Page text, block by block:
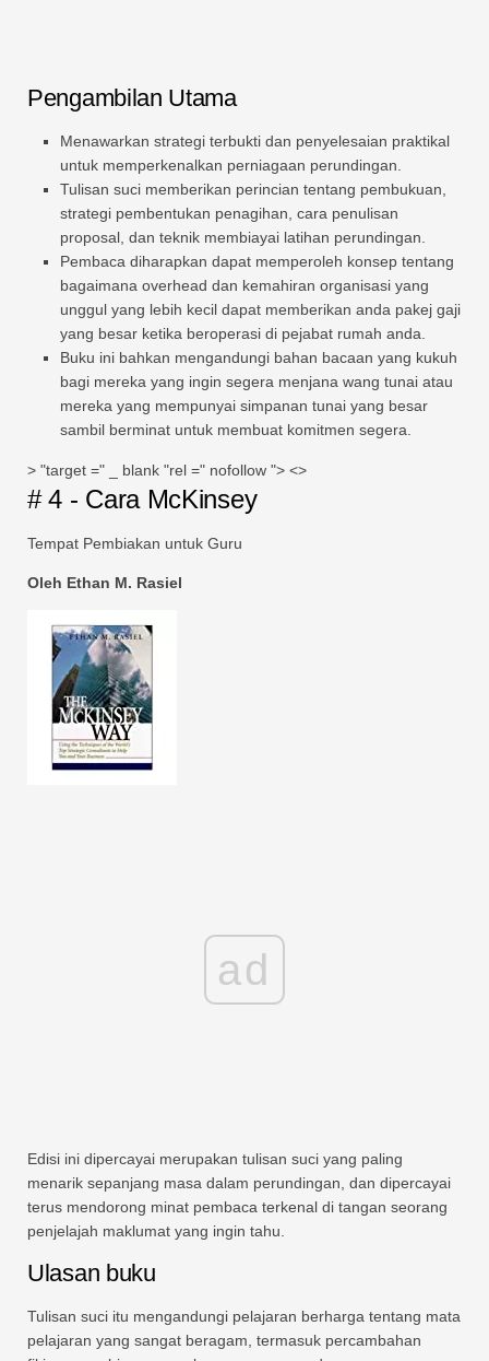
Pengambilan Utama
Menawarkan strategi terbukti dan penyelesaian praktikal
untuk memperkenalkan perniagaan perundingan.
Tulisan suci memberikan perincian tentang pembukuan,
strategi pembentukan penagihan, cara penulisan
proposal, dan teknik membiayai latihan perundingan.
Pembaca diharapkan dapat memperoleh konsep tentang
bagaimana overhead dan kemahiran organisasi yang
unggul yang lebih kecil dapat memberikan anda pakej gaji
yang besar ketika beroperasi di pejabat rumah anda.
Buku ini bahkan mengandungi bahan bacaan yang kukuh
bagi mereka yang ingin segera menjana wang tunai atau
mereka yang mempunyai simpanan tunai yang besar
sambil berminat untuk membuat komitmen segera.
> "target =" _ blank "rel =" nofollow "> <>
# 4 - Cara McKinsey
Tempat Pembiakan untuk Guru
Oleh Ethan M. Rasiel
ad
Edisi ini dipercayai merupakan tulisan suci yang paling
menarik sepanjang masa dalam perundingan, dan dipercayai
terus mendorong minat pembaca terkenal di tangan seorang
penjelajah maklumat yang ingin tahu.
Ulasan buku
Tulisan suci itu mengandungi pelajaran berharga tentang mata
pelajaran yang sangat beragam, termasuk percambahan